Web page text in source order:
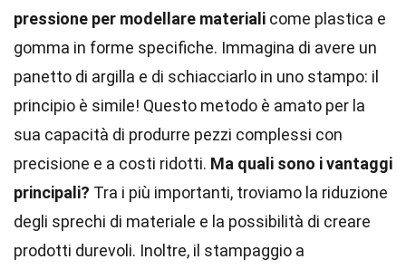
pressione per modellare materiali come plastica e
gomma in forme specifiche. Immagina di avere un
panetto di argilla e di schiacciarlo in uno stampo: il
principio è simile! Questo metodo è amato per la
sua capacità di produrre pezzi complessi con
precisione e a costi ridotti. Ma quali sono i vantaggi
principali? Tra i più importanti, troviamo la riduzione
degli sprechi di materiale e la possibilità di creare
prodotti durevoli. Inoltre, il stampaggio a